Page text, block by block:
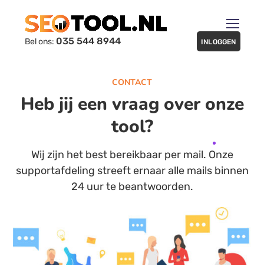
Bel ons: 035 544 8944 INLOGGEN
CONTACT
Heb jij een vraag over onze
tool?
Wij zijn het best bereikbaar per mail. Onze
supportafdeling streeft ernaar alle mails binnen
24 uur te beantwoorden.